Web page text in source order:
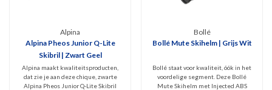
Alpina
Alpina Pheos Junior Q-Lite
Skibril | Zwart Geel
Alpina maakt kwaliteitsproducten,
dat zie je aan deze chique, zwarte
Alpina Pheos Junior Q-Lite Skibril
Bollé
Bollé Mute Skihelm | Grijs Wit
Bollé staat voor kwaliteit, óók in het
voordelige segment. Deze Bollé
Mute Skihelm met Injected ABS